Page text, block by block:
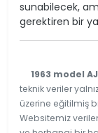
sunabilecek,
gerektiren bir
1963 model
teknik veriler
üzerine eğitilmiş
Websitemiz